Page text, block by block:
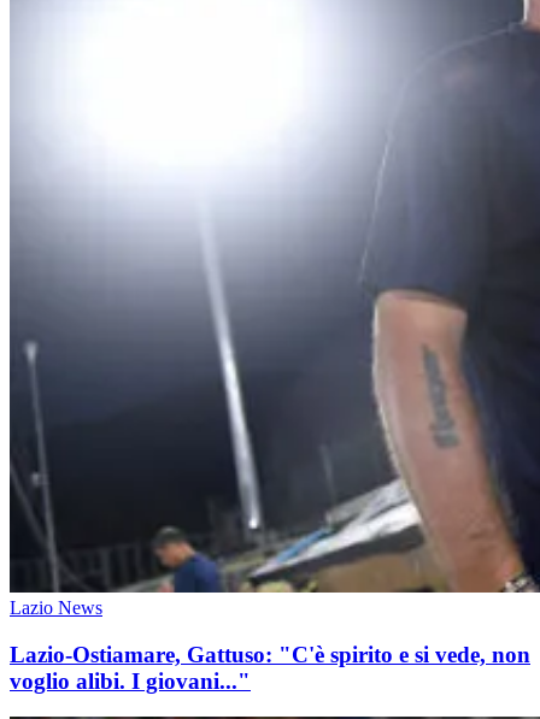
Lazio News
Lazio-Ostiamare, Gattuso: "C'è spirito e si vede, non
voglio alibi. I giovani..."